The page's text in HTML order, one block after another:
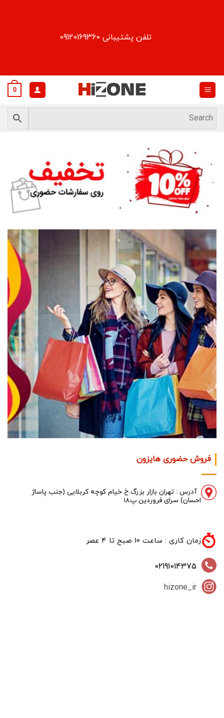
تلفن پشتیبانی 09120169360
0
فروش حضوری هایزون
آدرس : تهران بازار بزرگ خ خیام کوچه کربلایی (جنب پاساژ
احسان) سرای فروردین پ18
زمان کاری : ساعت 10 صبح تا 4 عصر